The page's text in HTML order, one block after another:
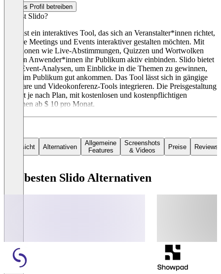
Dieses Profil betreiben
Was ist Slido?
Slido ist ein interaktives Tool, das sich an Veranstalter*innen richtet,
die ihre Meetings und Events interaktiver gestalten möchten. Mit
Funktionen wie Live-Abstimmungen, Quizzen und Wortwolken
können Anwender*innen ihr Publikum aktiv einbinden. Slido bietet
auch Event-Analysen, um Einblicke in die Themen zu gewinnen,
die beim Publikum gut ankommen. Das Tool lässt sich in gängige
Software und Videokonferenz-Tools integrieren. Die Preisgestaltung
variiert je nach Plan, mit kostenlosen und kostenpflichtigen
Optionen ab $ 10 pro Monat.
Übersicht Alternativen
Allgemeine
Features
Screenshots
& Videos
Preise Reviews
Die besten Slido Alternativen